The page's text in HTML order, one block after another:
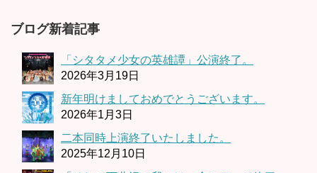
ブログ新着記事
「シタタメ少女の英雄譚」公演終了。
2026年3月19日
新年明けましておめでとうございます。
2026年1月3日
二本同時上演終了いたしました。
2025年12月10日